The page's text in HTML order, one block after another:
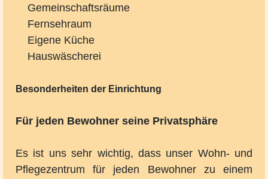
Gemeinschaftsräume
Fernsehraum
Eigene Küche
Hauswäscherei
Besonderheiten der Einrichtung
Für jeden Bewohner seine Privatsphäre
Es ist uns sehr wichtig, dass unser Wohn- und
Pflegezentrum für jeden Bewohner zu einem